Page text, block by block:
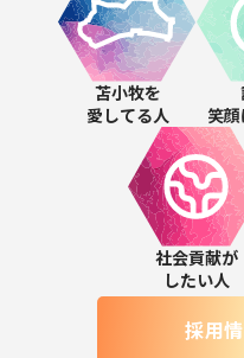
苫小牧を
愛してる人
笑
社会貢献が
したい人
採用